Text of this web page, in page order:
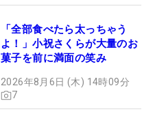
「全部食べたら太っちゃう
よ！」小祝さくらが大量のお
菓子を前に満面の笑み
2026年8月6日 (木) 14時09分
7